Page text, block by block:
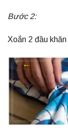
Bước 2:
Xoắn 2 đầu